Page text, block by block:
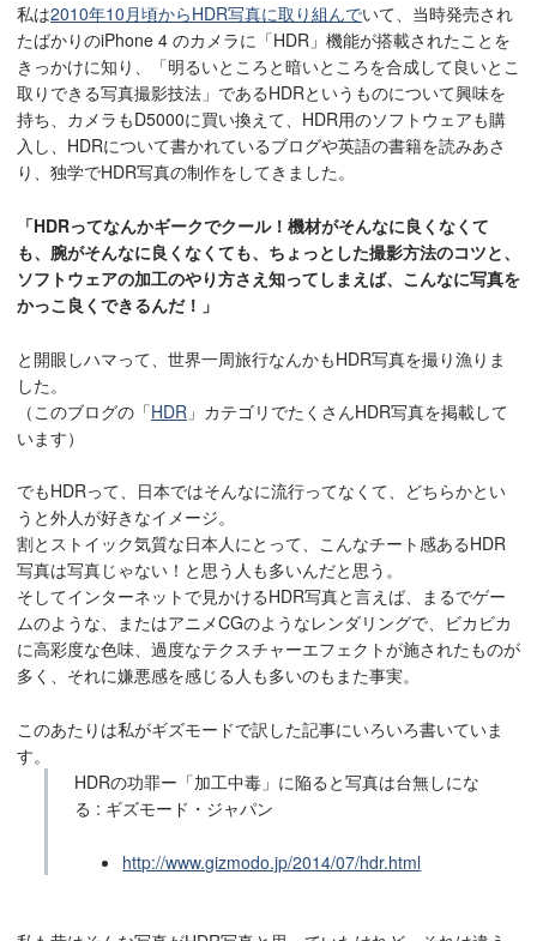
私は2010年10月頃からHDR写真に取り組んでいて、当時発売され
たばかりのiPhone 4 のカメラに「HDR」機能が搭載されたことを
きっかけに知り、「明るいところと暗いところを合成して良いとこ
取りできる写真撮影技法」であるHDRというものについて興味を
持ち、カメラもD5000に買い換えて、HDR用のソフトウェアも購
入し、HDRについて書かれているブログや英語の書籍を読みあさ
り、独学でHDR写真の制作をしてきました。
「HDRってなんかギークでクール！機材がそんなに良くなくて
も、腕がそんなに良くなくても、ちょっとした撮影方法のコツと、
ソフトウェアの加工のやり方さえ知ってしまえば、こんなに写真を
かっこ良くできるんだ！」
と開眼しハマって、世界一周旅行なんかもHDR写真を撮り漁りま
した。
（このブログの「HDR 」カテゴリでたくさんHDR写真を掲載して
います）
でもHDRって、日本ではそんなに流行ってなくて、どちらかとい
うと外人が好きなイメージ。
割とストイック気質な日本人にとって、こんなチート感あるHDR
写真は写真じゃない！と思う人も多いんだと思う。
そしてインターネットで見かけるHDR写真と言えば、まるでゲー
ムのような、またはアニメCGのようなレンダリングで、ビカビカ
に高彩度な色味、過度なテクスチャーエフェクトが施されたものが
多く、それに嫌悪感を感じる人も多いのもまた事実。
このあたりは私がギズモードで訳した記事にいろいろ書いていま
す。
HDRの功罪ー「加工中毒」に陥ると写真は台無しにな
る : ギズモード・ジャパン
http://www.gizmodo.jp/2014/07/hdr.html